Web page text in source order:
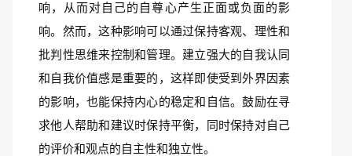
响，从而对自己的自尊心产生正面或负面的影
响。然而，这种影响可以通过保持客观、理性和
批判性思维来控制和管理。建立强大的自我认同
和自我价值感是重要的，这样即使受到外界因素
的影响，也能保持内心的稳定和自信。鼓励在寻
求他人帮助和建议时保持平衡，同时保持对自己
的评价和观点的自主性和独立性。